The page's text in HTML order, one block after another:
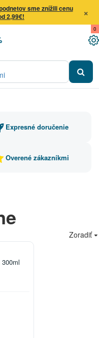
sme znížili cenu
2,99€!
×
0
Expresné doručenie
Overené zákazníkmi
Zoradiť